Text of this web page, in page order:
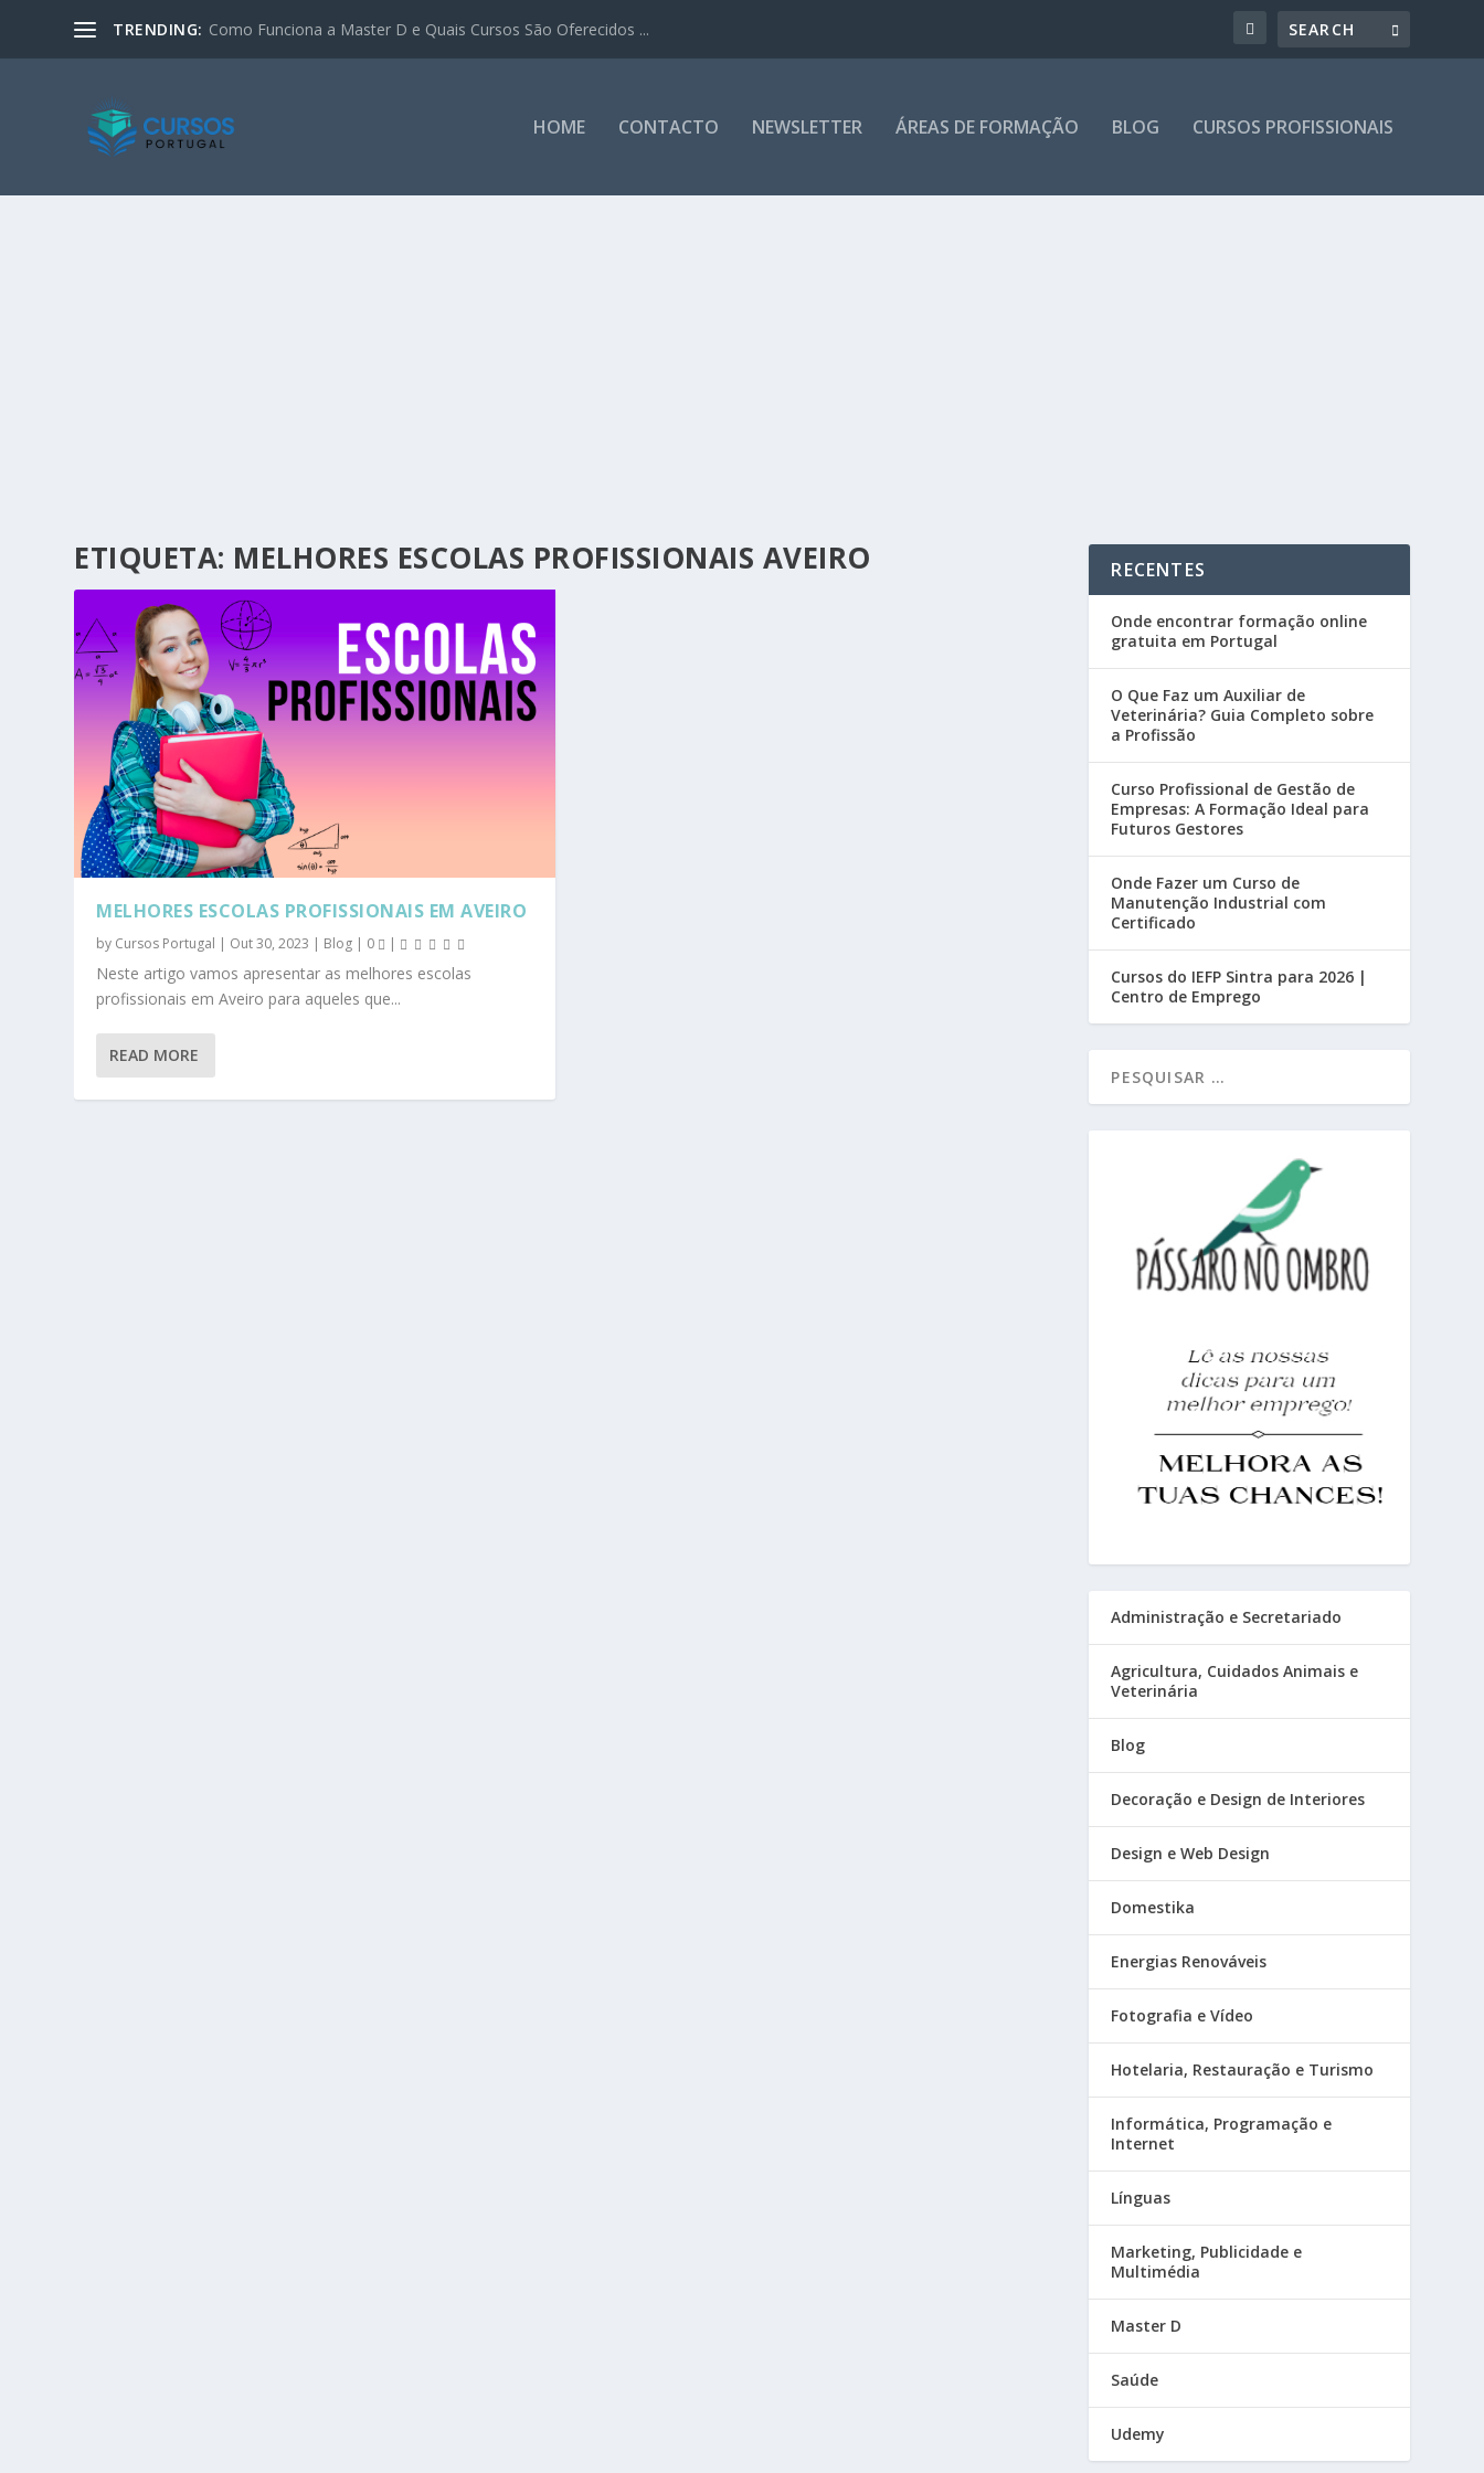
TRENDING: Como Funciona a Master D e Quais Cursos São Oferecidos ...
HOME CONTACTO NEWSLETTER ÁREAS DE FORMAÇÃO BLOG CURSOS PROFISSIONAIS
ETIQUETA: MELHORES ESCOLAS PROFISSIONAIS AVEIRO
MELHORES ESCOLAS PROFISSIONAIS EM AVEIRO
by Cursos Portugal | Out 30, 2023 | Blog | 0 |
Neste artigo vamos apresentar as melhores escolas
profissionais em Aveiro para aqueles que...
READ MORE
RECENTES
Onde encontrar formação online
gratuita em Portugal
O Que Faz um Auxiliar de
Veterinária? Guia Completo sobre
a Profissão
Curso Profissional de Gestão de
Empresas: A Formação Ideal para
Futuros Gestores
Onde Fazer um Curso de
Manutenção Industrial com
Certificado
Cursos do IEFP Sintra para 2026 |
Centro de Emprego
Administração e Secretariado
Agricultura, Cuidados Animais e
Veterinária
Blog
Decoração e Design de Interiores
Design e Web Design
Domestika
Energias Renováveis
Fotografia e Vídeo
Hotelaria, Restauração e Turismo
Informática, Programação e
Internet
Línguas
Marketing, Publicidade e
Multimédia
Master D
Saúde
Udemy